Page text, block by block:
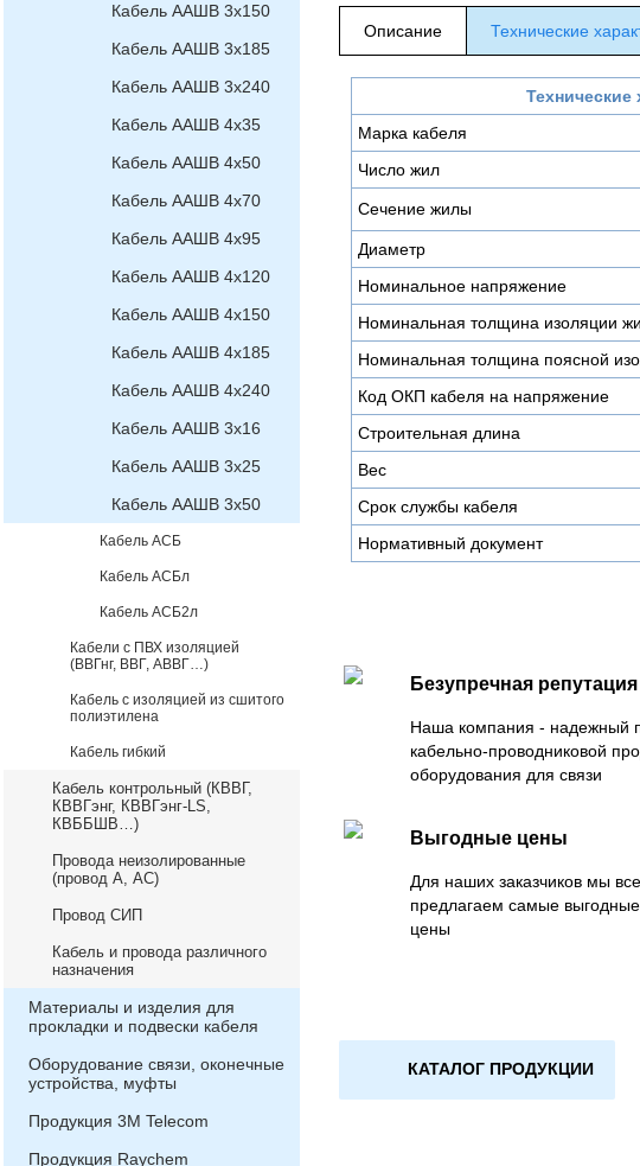
Кабель ААШВ 3х150
Кабель ААШВ 3х185
Кабель ААШВ 3х240
Кабель ААШВ 4х35
Кабель ААШВ 4х50
Кабель ААШВ 4х70
Кабель ААШВ 4х95
Кабель ААШВ 4х120
Кабель ААШВ 4х150
Кабель ААШВ 4х185
Кабель ААШВ 4х240
Кабель ААШВ 3х16
Кабель ААШВ 3х25
Кабель ААШВ 3х50
Кабель АСБ
Кабель АСБл
Кабель АСБ2л
Кабели с ПВХ изоляцией
(ВВГнг, ВВГ, АВВГ…)
Кабель с изоляцией из сшитого
полиэтилена
Кабель гибкий
Кабель контрольный (КВВГ,
КВВГэнг, КВВГэнг-LS,
КВББШВ…)
Провода неизолированные
(провод А, АС)
Провод СИП
Кабель и провода различного
назначения
Материалы и изделия для
прокладки и подвески кабеля
Оборудование связи, оконечные
устройства, муфты
Продукция 3М Telecom
Продукция Raychem
Описание Технические
Марка кабеля
Число жил
Сечение жилы
Диаметр
Номинальное напряжение
Номинальная толщина изоляции
Номинальная толщина поясной
Код ОКП кабеля на напряжение
Строительная длина
Вес
Срок службы кабеля
Нормативный документ
Безупречная репутация
Наша компания - надежный
кабельно-проводниковой
оборудования для связи
Выгодные цены
Для наших заказчиков мы
предлагаем самые
цены
КАТАЛОГ ПРОДУКЦИИ